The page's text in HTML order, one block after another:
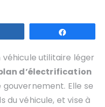
véhicule utilitaire léger
d’électrification
Elle se
du véhicule, et vise à